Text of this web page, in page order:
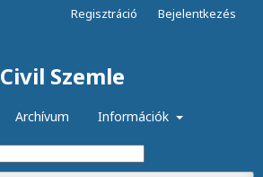
Civil Szemle
Archívum Információk
Regisztráció Bejelentkezés